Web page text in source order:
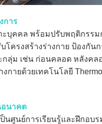
การ
บุคคล พร้อมปรับพฤติกรรม
โครงสร้างร่างกาย ป้องกั
กลุ่ม เช่น ก่อนคลอด หลังคล
กายด้วยเทคโนโลยี
อนาคต
นย์การเรียนรู้และฝึกอบ